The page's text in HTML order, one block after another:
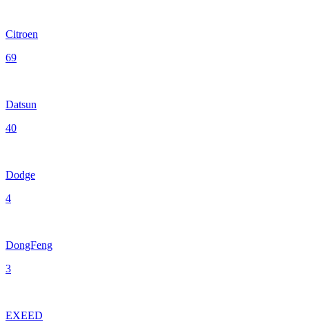
Citroen
69
Datsun
40
Dodge
4
DongFeng
3
EXEED